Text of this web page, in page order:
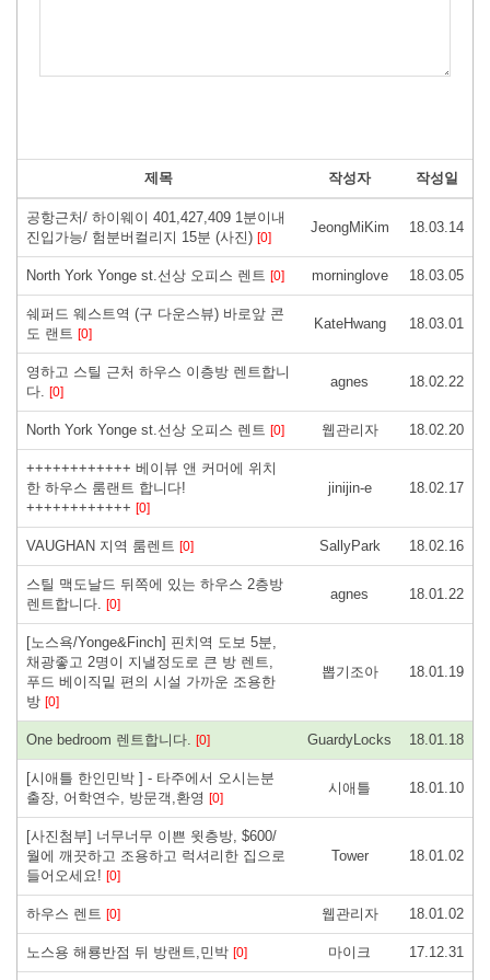
제목 작성자 작성일
공항근처/ 하이웨이 401,427,409 1분이내
진입가능/ 험분버컬리지 15분 (사진) [0]
JeongMiKim 18.03.14
North York Yonge st.선상 오피스 렌트 [0] morninglove 18.03.05
쉐퍼드 웨스트역 (구 다운스뷰) 바로앞 콘
도 랜트 [0]
KateHwang 18.03.01
영하고 스틸 근처 하우스 이층방 렌트합니
다. [0]
agnes 18.02.22
North York Yonge st.선상 오피스 렌트 [0] 웹관리자 18.02.20
++++++++++++ 베이뷰 앤 커머에 위치
한 하우스 룸랜트 합니다!
++++++++++++ [0]
jinijin-e 18.02.17
VAUGHAN 지역 룸렌트 [0] SallyPark 18.02.16
스틸 맥도날드 뒤쪽에 있는 하우스 2층방
렌트합니다. [0]
agnes 18.01.22
[노스욕/Yonge&Finch] 핀치역 도보 5분,
채광좋고 2명이 지낼정도로 큰 방 렌트,
푸드 베이직밑 편의 시설 가까운 조용한
방 [0]
뽑기조아 18.01.19
One bedroom 렌트합니다. [0] GuardyLocks 18.01.18
[시애틀 한인민박 ] - 타주에서 오시는분
출장, 어학연수, 방문객,환영 [0]
시애틀 18.01.10
[사진첨부] 너무너무 이쁜 윗층방, $600/
월에 깨끗하고 조용하고 럭셔리한 집으로
들어오세요! [0]
Tower 18.01.02
하우스 렌트 [0] 웹관리자 18.01.02
노스용 해룡반점 뒤 방랜트,민박 [0] 마이크 17.12.31